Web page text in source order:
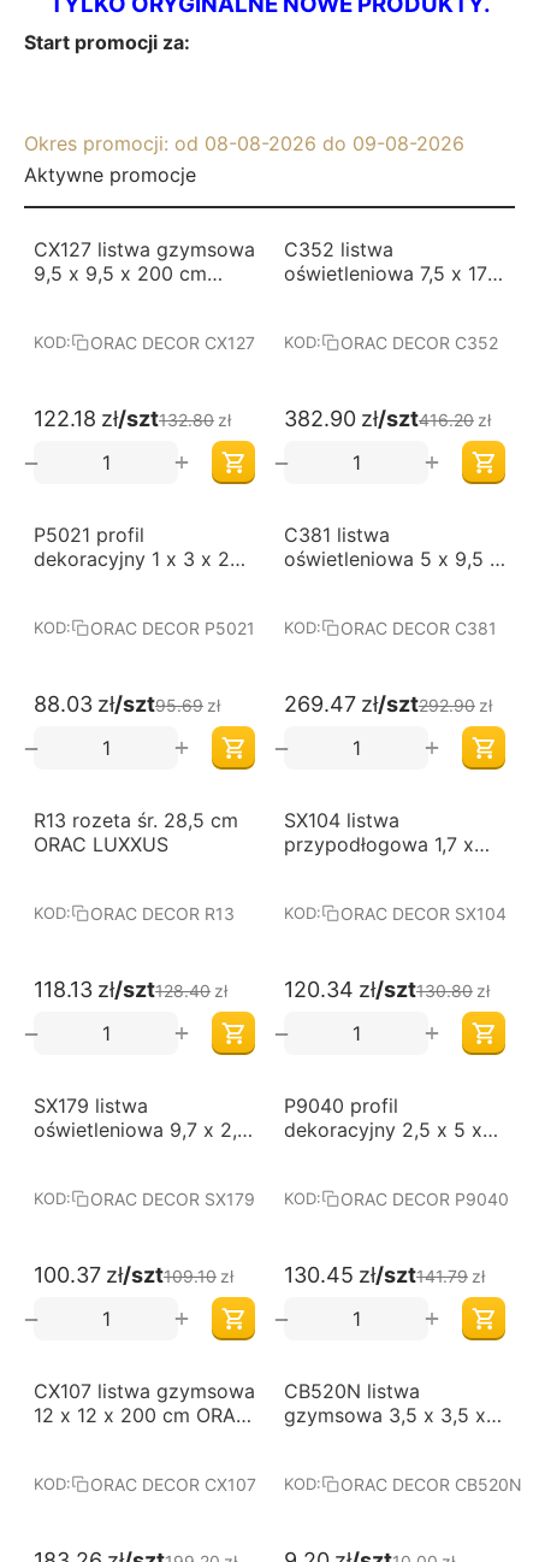
Start promocji za:
Okres promocji: od 08-08-2026 do 09-08-2026
Aktywne promocje
-8%
CX127 listwa gzymsowa
9,5 x 9,5 x 200 cm
KOD: ORAC DECOR CX127
122.18 zł/szt132.80 zł
+
−
-8%
C352 listwa
oświetleniowa 7,5 x 17 x
KOD: ORAC DECOR C352
382.90 zł/szt416.20 zł
+
−
-8%
P5021 profil
dekoracyjny 1 x 3 x 200
KOD: ORAC DECOR P5021
88.03 zł/szt95.69 zł
+
−
-8%
C381 listwa
oświetleniowa 5 x 9,5 x
KOD: ORAC DECOR C381
269.47 zł/szt292.90 zł
+
−
-8%
R13 rozeta śr. 28,5 cm
ORAC LUXXUS
KOD: ORAC DECOR R13
118.13 zł/szt128.40 zł
+
−
-8%
SX104 listwa
przypodłogowa 1,7 x
KOD: ORAC DECOR SX104
120.34 zł/szt130.80 zł
+
−
-8%
SX179 listwa
oświetleniowa 9,7 x 2,9
KOD: ORAC DECOR SX179
100.37 zł/szt109.10 zł
+
−
-8%
P9040 profil
dekoracyjny 2,5 x 5 x
KOD: ORAC DECOR P9040
130.45 zł/szt141.79 zł
+
−
-8%
CX107 listwa gzymsowa
12 x 12 x 200 cm ORAC
KOD: ORAC DECOR CX107
-8%
CB520N listwa
gzymsowa 3,5 x 3,5 x
KOD: ORAC DECOR CB520N